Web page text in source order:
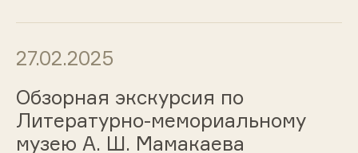
27.02.2025
Обзорная экскурсия по
Литературно-мемориальному
музею А. Ш. Мамакаева